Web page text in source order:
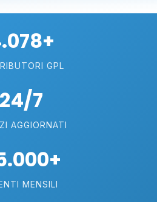
GPL
24/7
AGGIORNATI
MENSILI